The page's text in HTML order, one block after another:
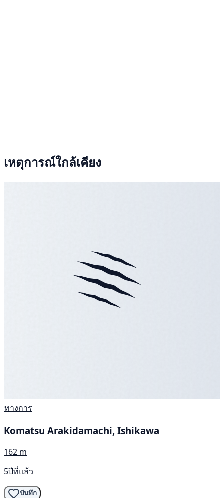
เหตุการณ์ใกล้เคียง
ทางการ
Komatsu Arakidamachi, Ishikawa
162 m
5ปีที่แล้ว
บันทึก